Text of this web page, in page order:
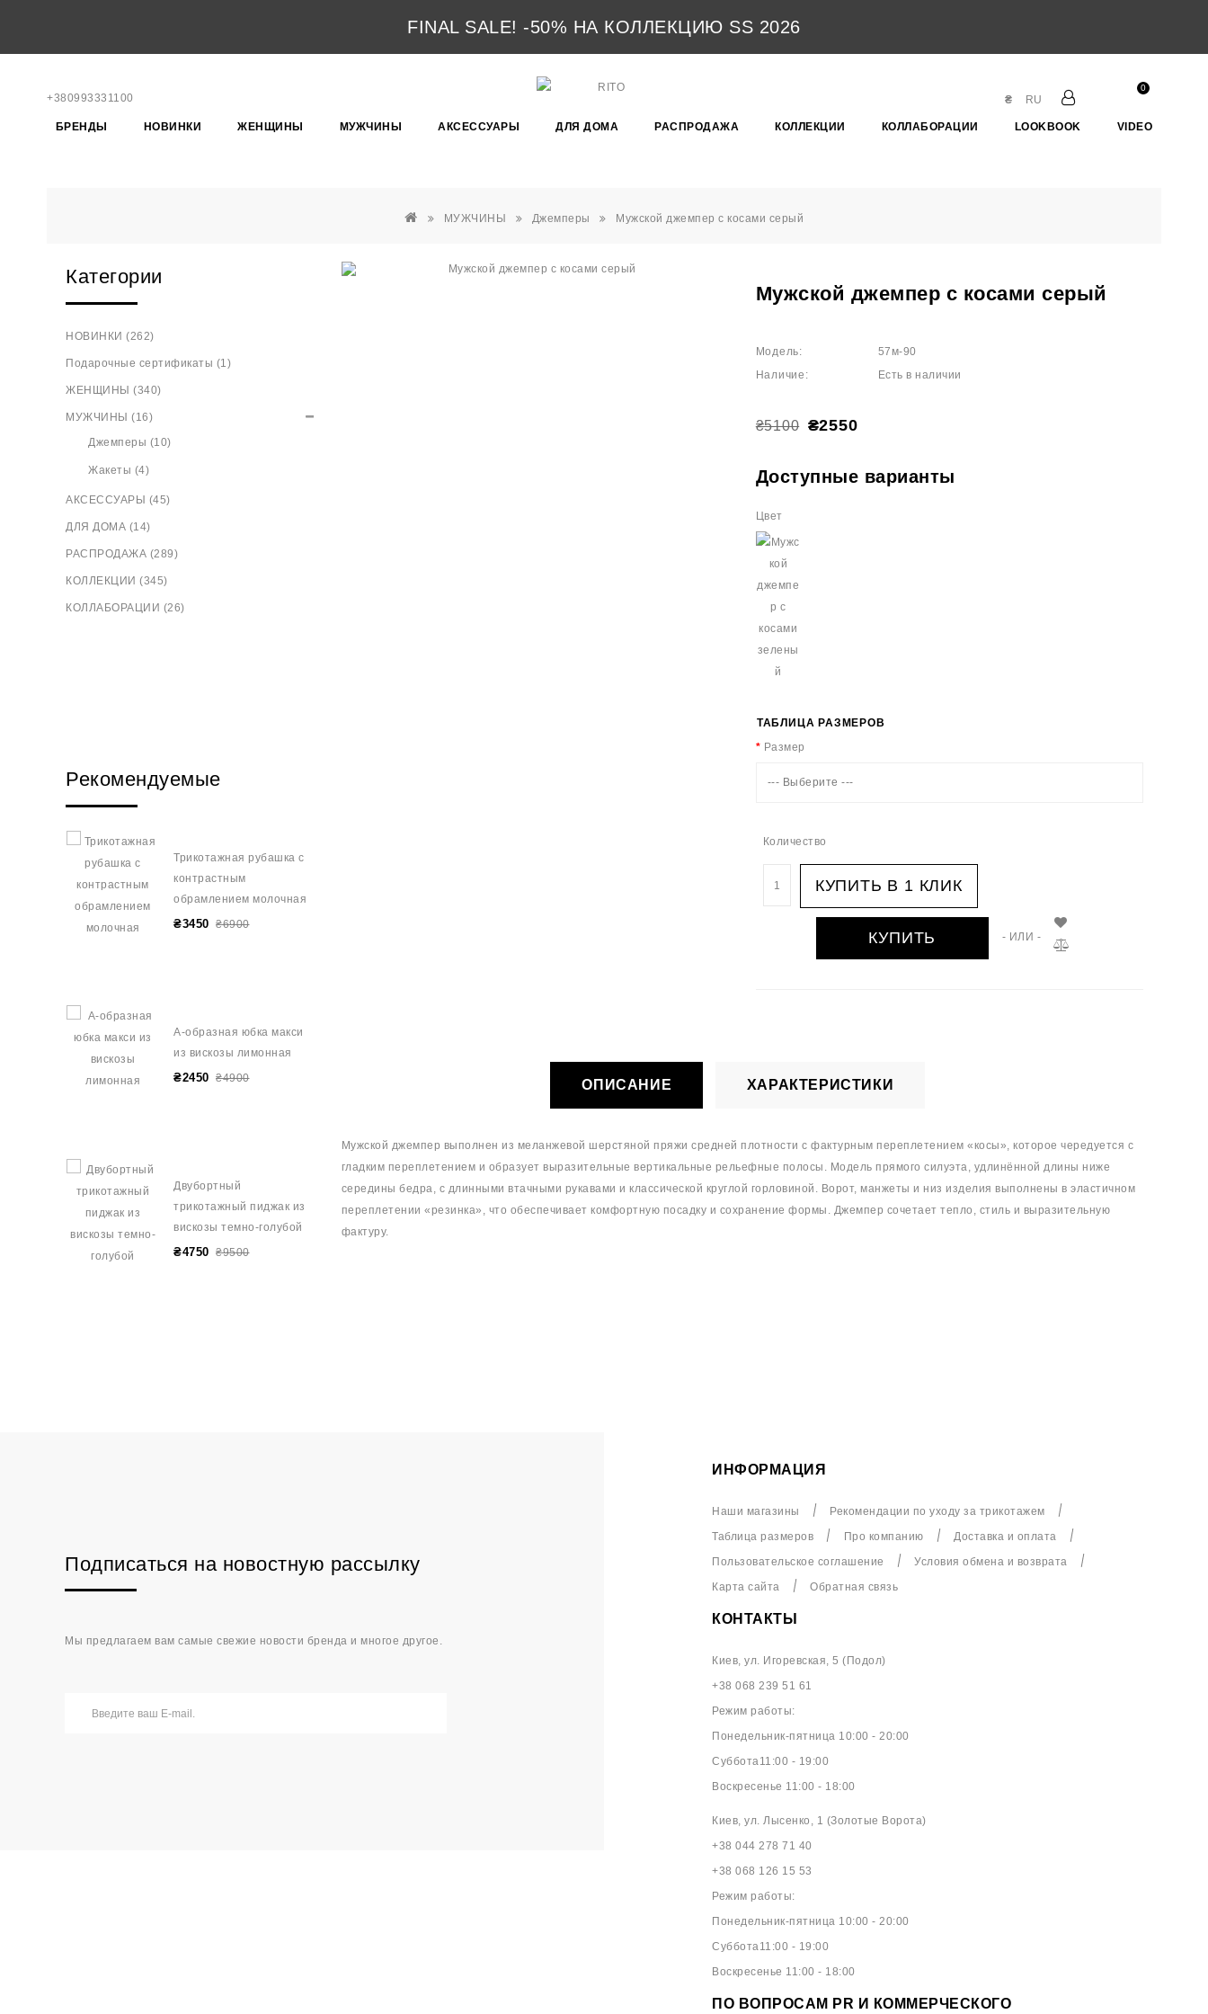
FINAL SALE! -50% НА КОЛЛЕКЦИЮ SS 2026
0
RU
₴
БРЕНДЫ НОВИНКИ ЖЕНЩИНЫ МУЖЧИНЫ АКСЕССУАРЫ ДЛЯ ДОМА РАСПРОДАЖА КОЛЛЕКЦИИ КОЛЛАБОРАЦИИ LOOKBOOK VIDEO
+380993331100
МУЖЧИНЫ Джемперы Мужской джемпер с косами серый
Категории
НОВИНКИ (262)
Подарочные сертификаты (1)
ЖЕНЩИНЫ (340)
МУЖЧИНЫ (16)
Джемперы (10)
Жакеты (4)
АКСЕССУАРЫ (45)
ДЛЯ ДОМА (14)
РАСПРОДАЖА (289)
КОЛЛЕКЦИИ (345)
КОЛЛАБОРАЦИИ (26)
Рекомендуемые
Трикотажная рубашка с
контрастным
обрамлением молочная
₴3450 ₴6900
А-образная юбка макси
из вискозы лимонная
₴2450 ₴4900
Двубортный
трикотажный пиджак из
вискозы темно-голубой
₴4750 ₴9500
Мужской джемпер с косами серый
Модель:
57м-90
Наличие:
Есть в наличии
₴5100 ₴2550
Доступные варианты
Цвет
ТАБЛИЦА РАЗМЕРОВ
Размер
--- Выберите ---
Количество
КУПИТЬ В 1 КЛИК
КУПИТЬ - ИЛИ -
ОПИСАНИЕ ХАРАКТЕРИСТИКИ
Мужской джемпер выполнен из меланжевой шерстяной пряжи средней плотности с фактурным переплетением «косы», которое чередуется с
гладким переплетением и образует выразительные вертикальные рельефные полосы. Модель прямого силуэта, удлинённой длины ниже
середины бедра, с длинными втачными рукавами и классической круглой горловиной. Ворот, манжеты и низ изделия выполнены в эластичном
переплетении «резинка», что обеспечивает комфортную посадку и сохранение формы. Джемпер сочетает тепло, стиль и выразительную
фактуру.
Подписаться на новостную рассылку
Мы предлагаем вам самые свежие новости бренда и многое другое.
ИНФОРМАЦИЯ
Наши магазины
Рекомендации по уходу за трикотажем
Таблица размеров
Про компанию
Доставка и оплата
Пользовательское соглашение
Условия обмена и возврата
Карта сайта
Обратная связь
КОНТАКТЫ
Киев, ул. Игоревская, 5 (Подол)
+38 068 239 51 61
Режим работы:
Понедельник-пятница 10:00 - 20:00
Суббота11:00 - 19:00
Воскресенье 11:00 - 18:00
Киев, ул. Лысенко, 1 (Золотые Ворота)
+38 044 278 71 40
+38 068 126 15 53
Режим работы:
Понедельник-пятница 10:00 - 20:00
Суббота11:00 - 19:00
Воскресенье 11:00 - 18:00
ПО ВОПРОСАМ PR И КОММЕРЧЕСКОГО